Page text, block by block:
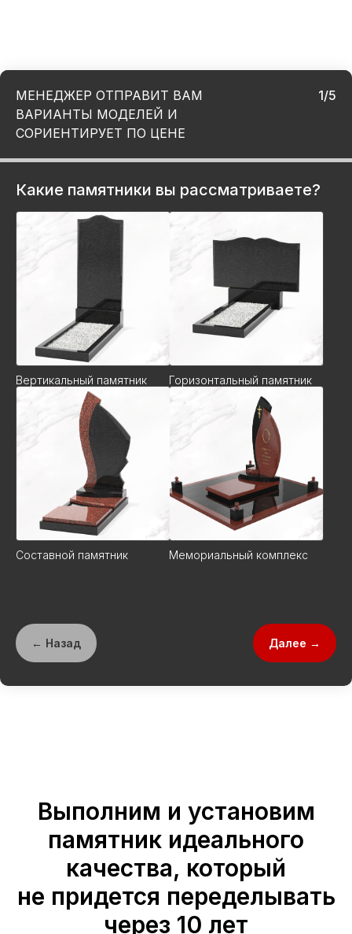
МЕНЕДЖЕР ОТПРАВИТ ВАМ
ВАРИАНТЫ МОДЕЛЕЙ И
СОРИЕНТИРУЕТ ПО ЦЕНЕ
1/5
Какие памятники вы рассматриваете?
Вертикальный памятник Горизонтальный памятник
Составной памятник Мемориальный комплекс
← Назад Далее →
Выполним и установим
памятник идеального
качества, который
не придется переделывать
через 10 лет